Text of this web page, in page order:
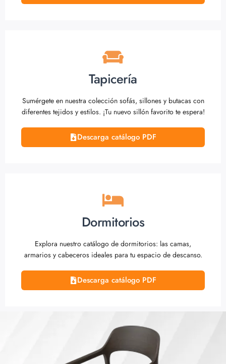
Tapicería
Sumérgete en nuestra colección sofás, sillones y butacas con
diferentes tejidos y estilos. ¡Tu nuevo sillón favorito te espera!
Descarga catálogo PDF
Dormitorios
Explora nuestro catálogo de dormitorios: las camas,
armarios y cabeceros ideales para tu espacio de descanso.
Descarga catálogo PDF